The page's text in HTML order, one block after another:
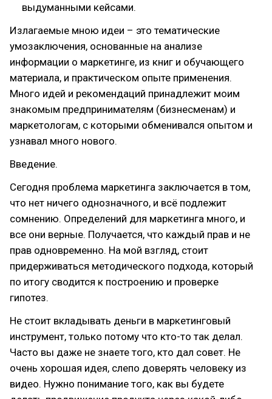
выдуманными кейсами.
Излагаемые мною идеи – это тематические
умозаключения, основанные на анализе
информации о маркетинге, из книг и обучающего
материала, и практическом опыте применения.
Много идей и рекомендаций принадлежит моим
знакомым предпринимателям (бизнесменам) и
маркетологам, с которыми обменивался опытом и
узнавал много нового.
Введение.
Сегодня проблема маркетинга заключается в том,
что нет ничего однозначного, и всё подлежит
сомнению. Определений для маркетинга много, и
все они верные. Получается, что каждый прав и не
прав одновременно. На мой взгляд, стоит
придерживаться методического подхода, который
по итогу сводится к построению и проверке
гипотез.
Не стоит вкладывать деньги в маркетинговый
инструмент, только потому что кто-то так делал.
Часто вы даже не знаете того, кто дал совет. Не
очень хорошая идея, слепо доверять человеку из
видео. Нужно понимание того, как вы будете